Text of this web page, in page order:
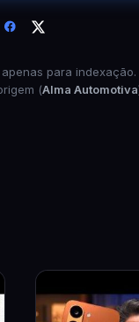
para
(Alma Automotiva